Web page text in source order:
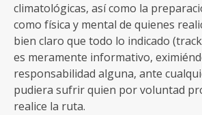
climatológicas, así como la
como física y mental de quienes
bien claro que todo lo indicado
es meramente informativo,
responsabilidad alguna, ante
pudiera sufrir quien por voluntad
realice la ruta.